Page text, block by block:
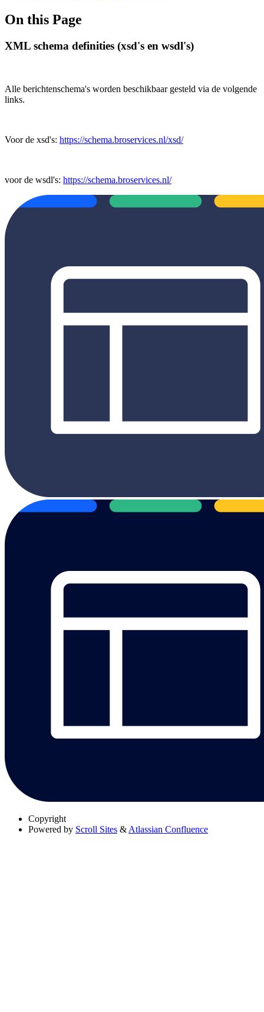
On this Page
XML schema definities (xsd's en wsdl's)
Alle berichtenschema's worden beschikbaar gesteld via de volgende
links.
Voor de xsd's: https://schema.broservices.nl/xsd/
voor de wsdl's: https://schema.broservices.nl/
Copyright
Powered by Scroll Sites & Atlassian Confluence